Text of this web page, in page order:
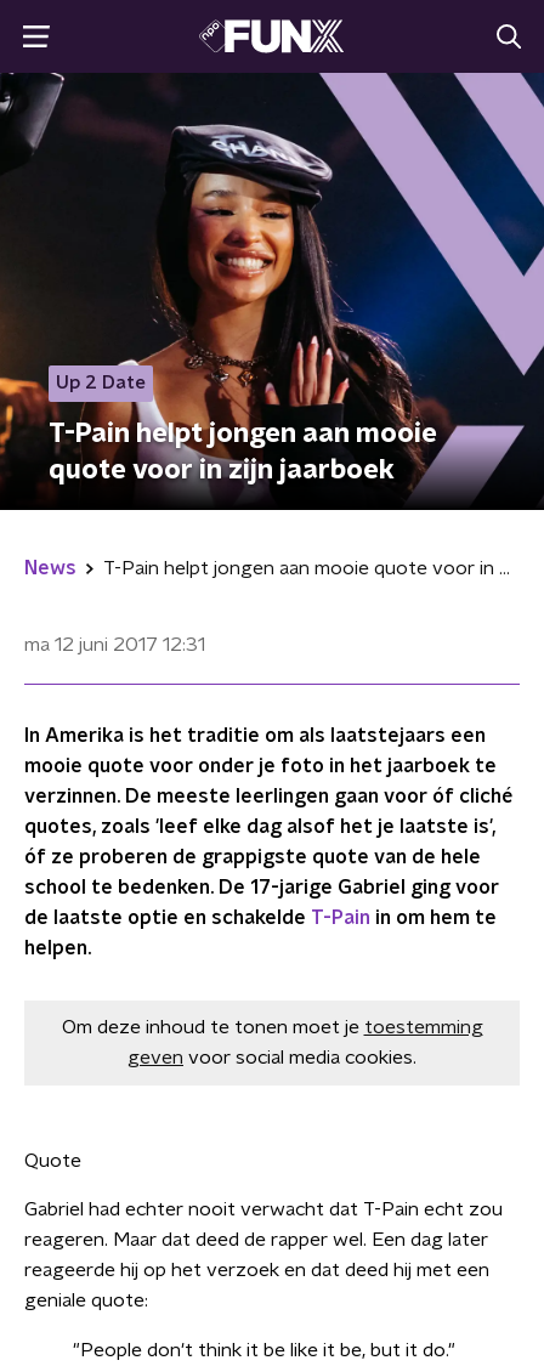
Up 2 Date
T-Pain helpt jongen aan mooie
quote voor in zijn jaarboek
News T-Pain helpt jongen aan mooie quote voor in zijn jaarboek
ma 12 juni 2017 12:31
In Amerika is het traditie om als laatstejaars een
mooie quote voor onder je foto in het jaarboek te
verzinnen. De meeste leerlingen gaan voor óf cliché
quotes, zoals 'leef elke dag alsof het je laatste is',
óf ze proberen de grappigste quote van de hele
school te bedenken. De 17-jarige Gabriel ging voor
de laatste optie en schakelde T-Pain in om hem te
helpen.
Om deze inhoud te tonen moet je toestemming
geven voor social media cookies.
Quote
Gabriel had echter nooit verwacht dat T-Pain echt zou
reageren. Maar dat deed de rapper wel. Een dag later
reageerde hij op het verzoek en dat deed hij met een
geniale quote:
"People don't think it be like it be, but it do."